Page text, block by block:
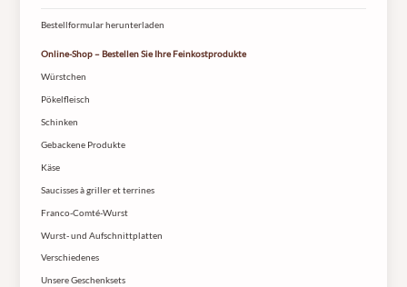
Bestellformular herunterladen
Online-Shop – Bestellen Sie Ihre Feinkostprodukte
Würstchen
Pökelfleisch
Schinken
Gebackene Produkte
Käse
Saucisses à griller et terrines
Franco-Comté-Wurst
Wurst- und Aufschnittplatten
Verschiedenes
Unsere Geschenksets